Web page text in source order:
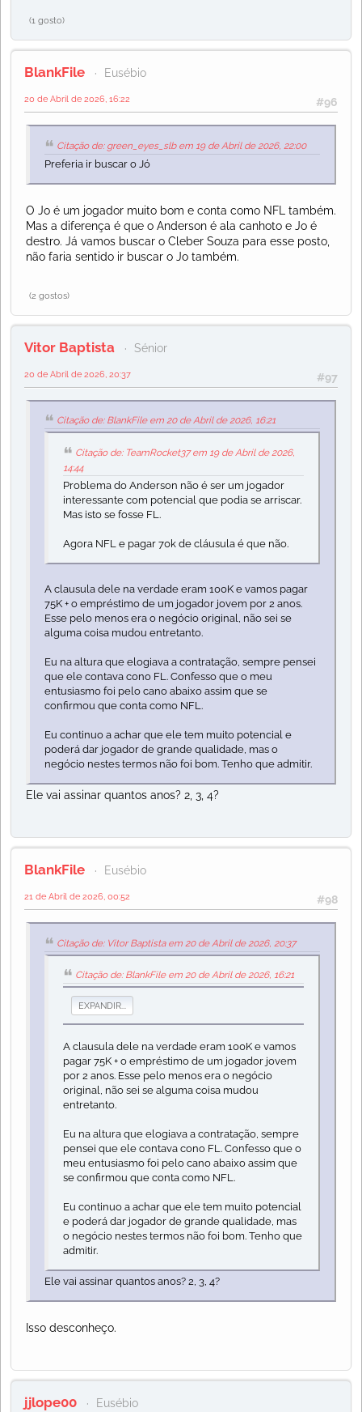
(1 gosto)
BlankFile Eusébio
#96
20 de Abril de 2026, 16:22
Citação de: green_eyes_slb em 19 de Abril de 2026, 22:00
Preferia ir buscar o Jó
O Jo é um jogador muito bom e conta como NFL também.
Mas a diferença é que o Anderson é ala canhoto e Jo é
destro. Já vamos buscar o Cleber Souza para esse posto,
não faria sentido ir buscar o Jo também.
(2 gostos)
Vitor Baptista Sénior
#97
20 de Abril de 2026, 20:37
Citação de: BlankFile em 20 de Abril de 2026, 16:21
Citação de: TeamRocket37 em 19 de Abril de 2026,
14:44
Problema do Anderson não é ser um jogador
interessante com potencial que podia se arriscar.
Mas isto se fosse FL.
Agora NFL e pagar 70k de cláusula é que não.
A clausula dele na verdade eram 100K e vamos pagar
75K + o empréstimo de um jogador jovem por 2 anos.
Esse pelo menos era o negócio original, não sei se
alguma coisa mudou entretanto.
Eu na altura que elogiava a contratação, sempre pensei
que ele contava cono FL. Confesso que o meu
entusiasmo foi pelo cano abaixo assim que se
confirmou que conta como NFL.
Eu continuo a achar que ele tem muito potencial e
poderá dar jogador de grande qualidade, mas o
negócio nestes termos não foi bom. Tenho que admitir.
Ele vai assinar quantos anos? 2, 3, 4?
BlankFile Eusébio
#98
21 de Abril de 2026, 00:52
Citação de: Vitor Baptista em 20 de Abril de 2026, 20:37
Citação de: BlankFile em 20 de Abril de 2026, 16:21
EXPANDIR...
A clausula dele na verdade eram 100K e vamos
pagar 75K + o empréstimo de um jogador jovem
por 2 anos. Esse pelo menos era o negócio
original, não sei se alguma coisa mudou
entretanto.
Eu na altura que elogiava a contratação, sempre
pensei que ele contava cono FL. Confesso que o
meu entusiasmo foi pelo cano abaixo assim que
se confirmou que conta como NFL.
Eu continuo a achar que ele tem muito potencial
e poderá dar jogador de grande qualidade, mas
o negócio nestes termos não foi bom. Tenho que
admitir.
Ele vai assinar quantos anos? 2, 3, 4?
Isso desconheço.
jjlope00 Eusébio